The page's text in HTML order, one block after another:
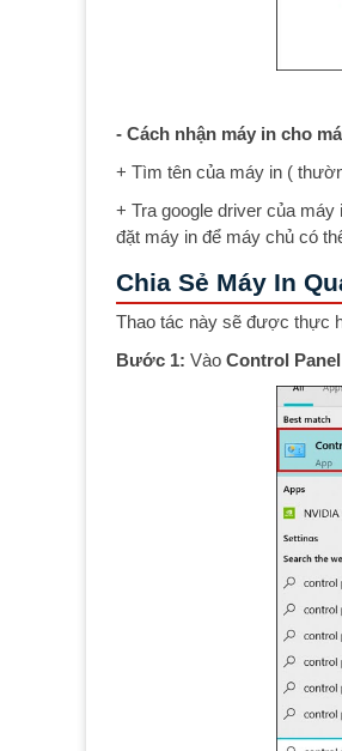
- Cách nhận máy in cho
+ Tìm tên của máy in (
+ Tra google driver của
đặt máy in để máy chủ có
Chia Sẻ Máy In
Thao tác này sẽ được thực
Bước 1: Vào Control Panel